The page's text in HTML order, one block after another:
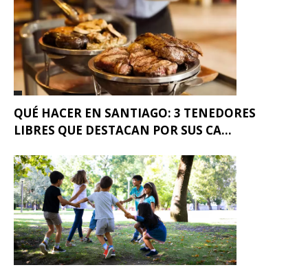
QUÉ HACER EN SANTIAGO: 3 TENEDORES
LIBRES QUE DESTACAN POR SUS CA...